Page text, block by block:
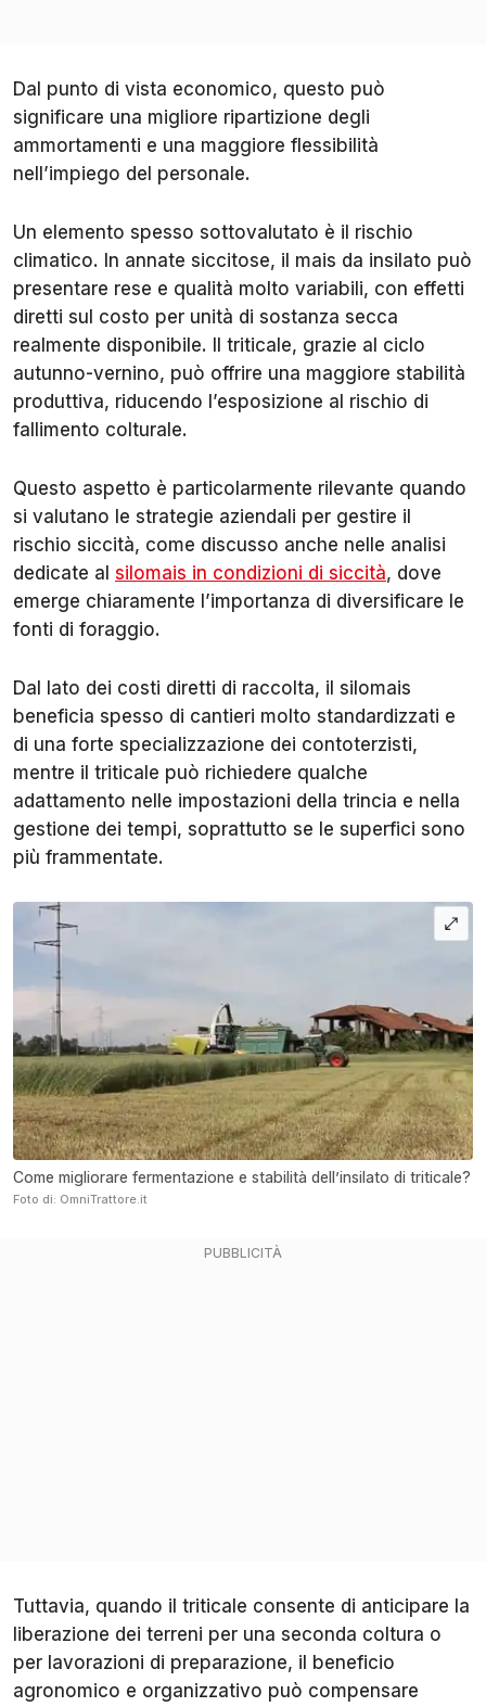
Dal punto di vista economico, questo può
significare una migliore ripartizione degli
ammortamenti e una maggiore flessibilità
nell’impiego del personale.
Un elemento spesso sottovalutato è il rischio
climatico. In annate siccitose, il mais da insilato può
presentare rese e qualità molto variabili, con effetti
diretti sul costo per unità di sostanza secca
realmente disponibile. Il triticale, grazie al ciclo
autunno-vernino, può offrire una maggiore stabilità
produttiva, riducendo l’esposizione al rischio di
fallimento colturale.
Questo aspetto è particolarmente rilevante quando
si valutano le strategie aziendali per gestire il
rischio siccità, come discusso anche nelle analisi
dedicate al silomais in condizioni di siccità, dove
emerge chiaramente l’importanza di diversificare le
fonti di foraggio.
Dal lato dei costi diretti di raccolta, il silomais
beneficia spesso di cantieri molto standardizzati e
di una forte specializzazione dei contoterzisti,
mentre il triticale può richiedere qualche
adattamento nelle impostazioni della trincia e nella
gestione dei tempi, soprattutto se le superfici sono
più frammentate.
Come migliorare fermentazione e stabilità dell’insilato di triticale?
Foto di: OmniTrattore.it
Tuttavia, quando il triticale consente di anticipare la
liberazione dei terreni per una seconda coltura o
per lavorazioni di preparazione, il beneficio
agronomico e organizzativo può compensare